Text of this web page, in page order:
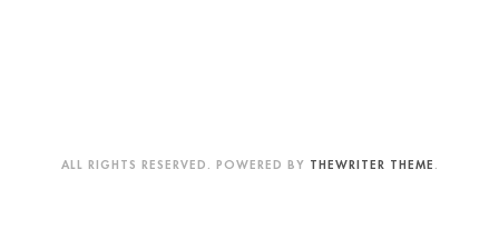
ALL RIGHTS RESERVED. POWERED BY THEWRITER THEME.